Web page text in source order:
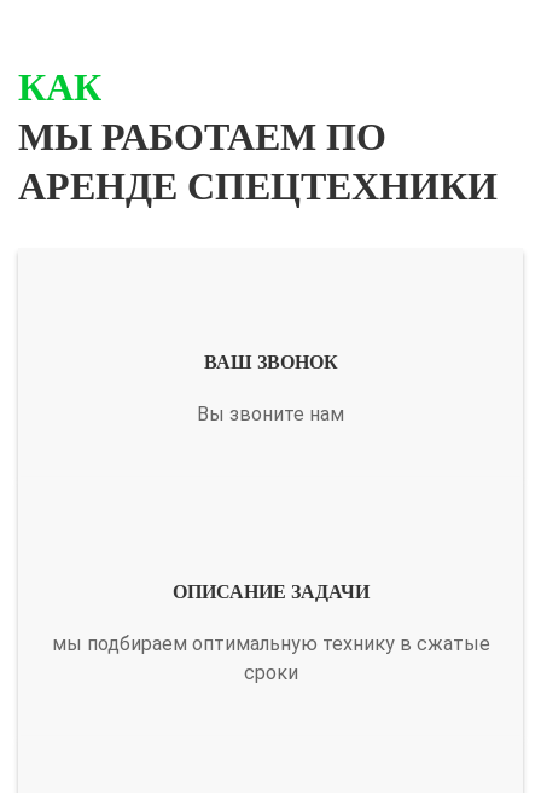
КАК
МЫ РАБОТАЕМ ПО
АРЕНДЕ СПЕЦТЕХНИКИ
ВАШ ЗВОНОК
Вы звоните нам
ОПИСАНИЕ ЗАДАЧИ
мы подбираем оптимальную технику в сжатые
сроки